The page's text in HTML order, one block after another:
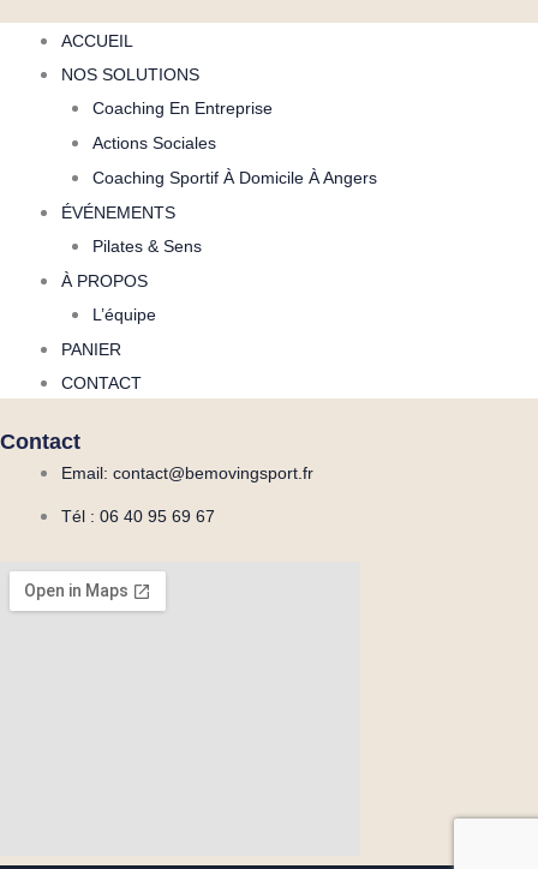
ACCUEIL
NOS SOLUTIONS
Coaching En Entreprise
Actions Sociales
Coaching Sportif À Domicile À Angers
ÉVÉNEMENTS
Pilates & Sens
À PROPOS
L’équipe
PANIER
CONTACT
Contact
Email: contact@bemovingsport.fr
Tél : 06 40 95 69 67